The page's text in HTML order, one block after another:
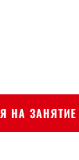
НА ЗАНЯТИЕ